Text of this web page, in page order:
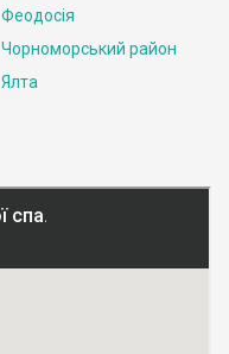
Феодосія
Чорноморський район
Ялта